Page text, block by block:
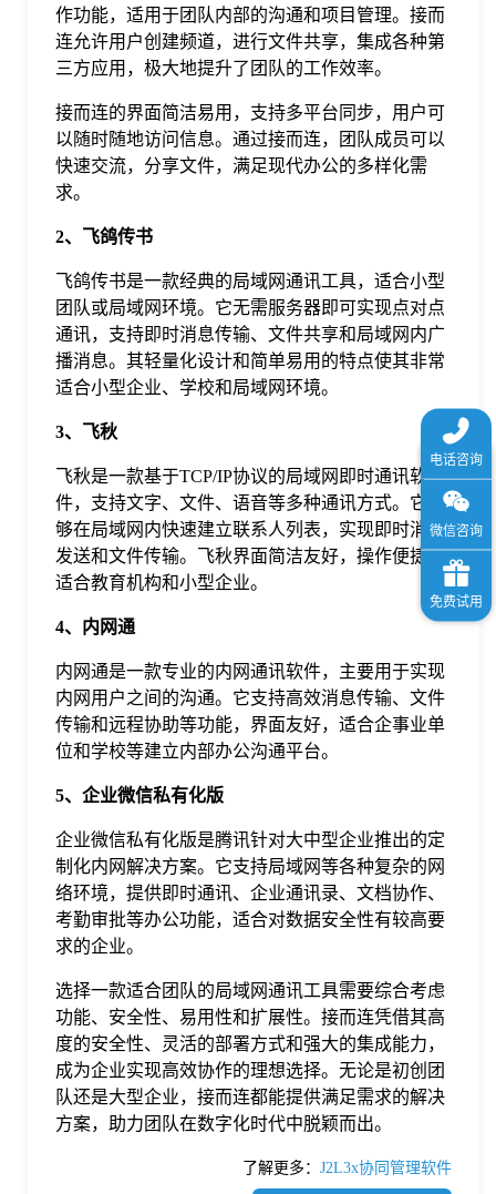
作功能，适用于团队内部的沟通和项目管理。接而
连允许用户创建频道，进行文件共享，集成各种第
三方应用，极大地提升了团队的工作效率。
接而连的界面简洁易用，支持多平台同步，用户可
以随时随地访问信息。通过接而连，团队成员可以
快速交流，分享文件，满足现代办公的多样化需
求。
2、飞鸽传书
飞鸽传书是一款经典的局域网通讯工具，适合小型
团队或局域网环境。它无需服务器即可实现点对点
通讯，支持即时消息传输、文件共享和局域网内广
播消息。其轻量化设计和简单易用的特点使其非常
适合小型企业、学校和局域网环境。
3、飞秋
飞秋是一款基于TCP/IP协议的局域网即时通讯软
件，支持文字、文件、语音等多种通讯方式。它能
够在局域网内快速建立联系人列表，实现即时消息
发送和文件传输。飞秋界面简洁友好，操作便捷，
适合教育机构和小型企业。
4、内网通
内网通是一款专业的内网通讯软件，主要用于实现
内网用户之间的沟通。它支持高效消息传输、文件
传输和远程协助等功能，界面友好，适合企事业单
位和学校等建立内部办公沟通平台。
5、企业微信私有化版
企业微信私有化版是腾讯针对大中型企业推出的定
制化内网解决方案。它支持局域网等各种复杂的网
络环境，提供即时通讯、企业通讯录、文档协作、
考勤审批等办公功能，适合对数据安全性有较高要
求的企业。
选择一款适合团队的局域网通讯工具需要综合考虑
功能、安全性、易用性和扩展性。接而连凭借其高
度的安全性、灵活的部署方式和强大的集成能力，
成为企业实现高效协作的理想选择。无论是初创团
队还是大型企业，接而连都能提供满足需求的解决
方案，助力团队在数字化时代中脱颖而出。
了解更多： J2L3x协同管理软件